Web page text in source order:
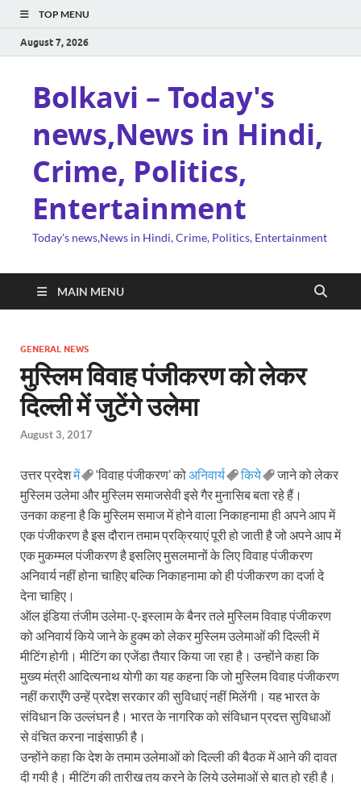
TOP MENU
August 7, 2026
Bolkavi – Today's
news,News in Hindi,
Crime, Politics,
Entertainment
Today's news,News in Hindi, Crime, Politics, Entertainment
MAIN MENU
GENERAL NEWS
मुस्लिम विवाह पंजीकरण को लेकर
दिल्ली में जुटेंगे उलेमा
August 3, 2017
उत्तर प्रदेशमें ‘विवाह पंजीकरण’ कोअनिवार्य किये
जाने को लेकर
मुस्लिम उलेमा और मुस्लिम समाजसेवी इसे गैर मुनासिब बता रहे हैं।
उनका कहना है कि मुस्लिम समाज में होने वाला निकाहनामा ही अपने आप में
एक पंजीकरण है इस दौरान तमाम प्रक्रियाएं पूरी हो जाती है जो अपने आप में
एक मुकम्मल पंजीकरण है इसलिए मुसलमानों के लिए विवाह पंजीकरण
अनिवार्य नहीं होना चाहिए बल्कि निकाहनामा को ही पंजीकरण का दर्जा दे
देना चाहिए।
ऑल इंडिया तंजीम उलेमा-ए-इस्लाम के बैनर तले मुस्लिम विवाह पंजीकरण
को अनिवार्य किये जाने के हुक्म को लेकर मुस्लिम उलेमाओं की दिल्ली में
मीटिंग होगी। मीटिंग का एजेंडा तैयार किया जा रहा है। उन्होंने कहा कि
मुख्य मंत्री आदित्यनाथ योगी का यह कहना कि जो मुस्लिम विवाह पंजीकरण
नहीं कराएँगे उन्हें प्रदेश सरकार की सुविधाएं नहीं मिलेंगी। यह भारत के
संविधान कि उल्लंघन है। भारत के नागरिक को संविधान प्रदत्त सुविधाओं
से वंचित करना नाइंसाफ़ी है।
उन्होंने कहा कि देश के तमाम उलेमाओं को दिल्ली की बैठक में आने की दावत
दी गयी है। मीटिंग की तारीख तय करने के लिये उलेमाओं से बात हो रही है।